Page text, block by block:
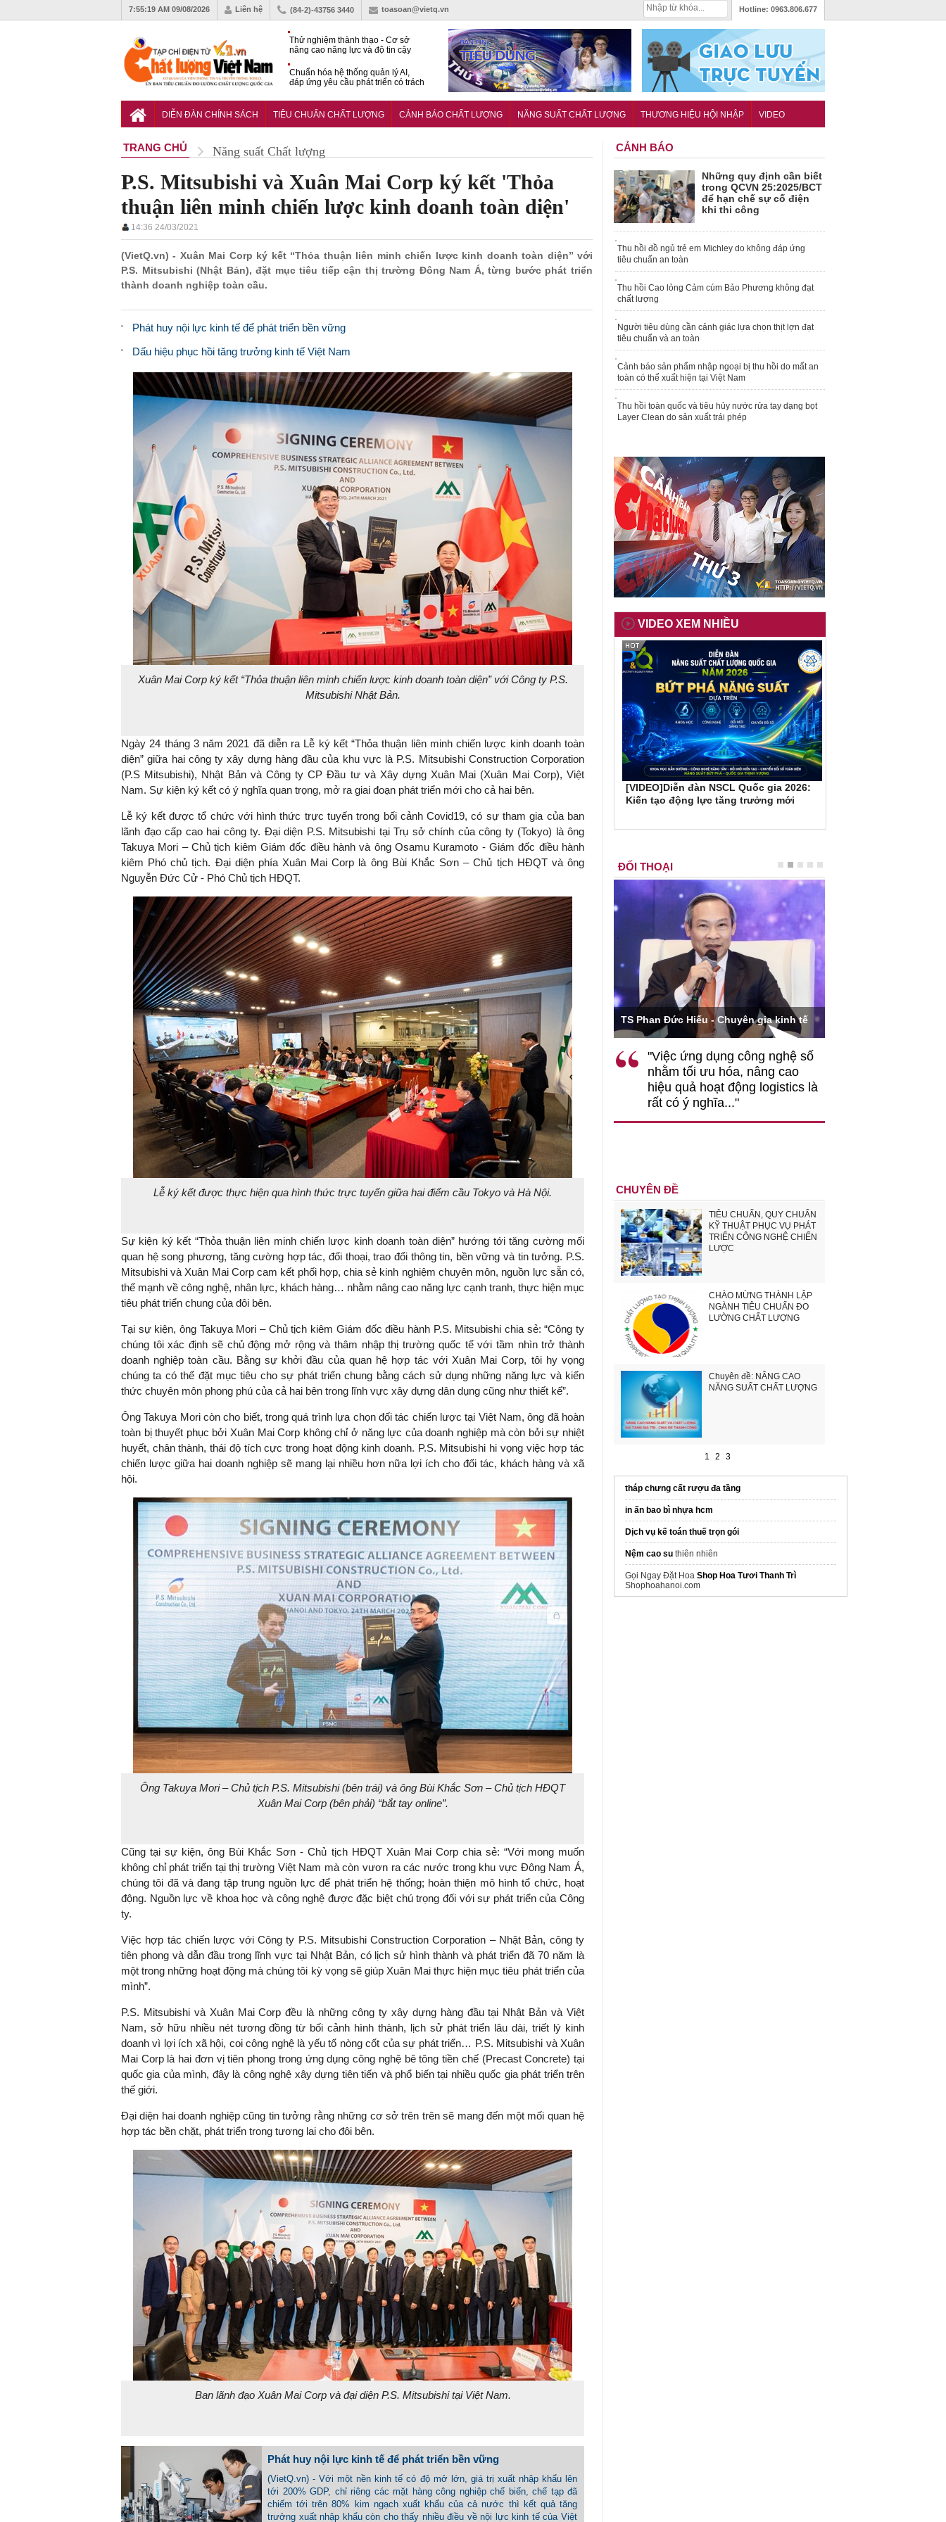
7:55:20 AM 09/08/2026 Liên hệ (84-2)-43756 3440 toasoan@vietq.vn Hotline: 0963.806.677
Thử nghiệm thành thạo - Cơ sở
nâng cao năng lực và độ tin cậy
Chuẩn hóa hệ thống quản lý AI,
đáp ứng yêu cầu phát triển có trách
thuật Trung tâm sát hạch lái xe
DIỄN ĐÀN CHÍNH SÁCH TIÊU CHUẨN CHẤT LƯỢNG CẢNH BÁO CHẤT LƯỢNG NĂNG SUẤT CHẤT LƯỢNG THƯƠNG HIỆU HỘI NHẬP VIDEO
TRANG CHỦ Năng suất Chất lượng
P.S. Mitsubishi và Xuân Mai Corp ký kết 'Thỏa
thuận liên minh chiến lược kinh doanh toàn diện'
14:36 24/03/2021
(VietQ.vn) - Xuân Mai Corp ký kết “Thỏa thuận liên minh chiến lược kinh doanh toàn diện” với
P.S. Mitsubishi (Nhật Bản), đặt mục tiêu tiếp cận thị trường Đông Nam Á, từng bước phát triển
thành doanh nghiệp toàn cầu.
Phát huy nội lực kinh tế để phát triển bền vững
Dấu hiệu phục hồi tăng trưởng kinh tế Việt Nam
Xuân Mai Corp ký kết “Thỏa thuận liên minh chiến lược kinh doanh toàn diện” với Công ty P.S.
Mitsubishi Nhật Bản.
Ngày 24 tháng 3 năm 2021 đã diễn ra Lễ ký kết “Thỏa thuận liên minh chiến lược kinh doanh toàn
diện” giữa hai công ty xây dựng hàng đầu của khu vực là P.S. Mitsubishi Construction Corporation
(P.S Mitsubishi), Nhật Bản và Công ty CP Đầu tư và Xây dựng Xuân Mai (Xuân Mai Corp), Việt
Nam. Sự kiện ký kết có ý nghĩa quan trọng, mở ra giai đoạn phát triển mới cho cả hai bên.
Lễ ký kết được tổ chức với hình thức trực tuyến trong bối cảnh Covid19, có sự tham gia của ban
lãnh đạo cấp cao hai công ty. Đại diện P.S. Mitsubishi tại Trụ sở chính của công ty (Tokyo) là ông
Takuya Mori – Chủ tịch kiêm Giám đốc điều hành và ông Osamu Kuramoto - Giám đốc điều hành
kiêm Phó chủ tịch. Đại diện phía Xuân Mai Corp là ông Bùi Khắc Sơn – Chủ tịch HĐQT và ông
Nguyễn Đức Cử - Phó Chủ tịch HĐQT.
Lễ ký kết được thực hiện qua hình thức trực tuyến giữa hai điểm cầu Tokyo và Hà Nội.
Sự kiện ký kết “Thỏa thuận liên minh chiến lược kinh doanh toàn diện” hướng tới tăng cường mối
quan hệ song phương, tăng cường hợp tác, đối thoại, trao đổi thông tin, bền vững và tin tưởng. P.S.
Mitsubishi và Xuân Mai Corp cam kết phối hợp, chia sẻ kinh nghiệm chuyên môn, nguồn lực sẵn có,
thế mạnh về công nghệ, nhân lực, khách hàng… nhằm nâng cao năng lực cạnh tranh, thực hiện mục
tiêu phát triển chung của đôi bên.
Tại sự kiện, ông Takuya Mori – Chủ tịch kiêm Giám đốc điều hành P.S. Mitsubishi chia sẻ: “Công ty
chúng tôi xác định sẽ chủ động mở rộng và thâm nhập thị trường quốc tế với tầm nhìn trở thành
doanh nghiệp toàn cầu. Bằng sự khởi đầu của quan hệ hợp tác với Xuân Mai Corp, tôi hy vọng
chúng ta có thể đặt mục tiêu cho sự phát triển chung bằng cách sử dụng những năng lực và kiến
thức chuyên môn phong phú của cả hai bên trong lĩnh vực xây dựng dân dụng cũng như thiết kế”.
Ông Takuya Mori còn cho biết, trong quá trình lựa chọn đối tác chiến lược tại Việt Nam, ông đã hoàn
toàn bị thuyết phục bởi Xuân Mai Corp không chỉ ở năng lực của doanh nghiệp mà còn bởi sự nhiệt
huyết, chân thành, thái độ tích cực trong hoạt động kinh doanh. P.S. Mitsubishi hi vọng việc hợp tác
chiến lược giữa hai doanh nghiệp sẽ mang lại nhiều hơn nữa lợi ích cho đối tác, khách hàng và xã
hội.
Ông Takuya Mori – Chủ tịch P.S. Mitsubishi (bên trái) và ông Bùi Khắc Sơn – Chủ tịch HĐQT
Xuân Mai Corp (bên phải) “bắt tay online”.
Cũng tại sự kiện, ông Bùi Khắc Sơn - Chủ tịch HĐQT Xuân Mai Corp chia sẻ: “Với mong muốn
không chỉ phát triển tại thị trường Việt Nam mà còn vươn ra các nước trong khu vực Đông Nam Á,
chúng tôi đã và đang tập trung nguồn lực để phát triển hệ thống; hoàn thiện mô hình tổ chức, hoạt
động. Nguồn lực về khoa học và công nghệ được đặc biệt chú trọng đối với sự phát triển của Công
ty.
Việc hợp tác chiến lược với Công ty P.S. Mitsubishi Construction Corporation – Nhật Bản, công ty
tiên phong và dẫn đầu trong lĩnh vực tại Nhật Bản, có lịch sử hình thành và phát triển đã 70 năm là
một trong những hoạt động mà chúng tôi kỳ vọng sẽ giúp Xuân Mai thực hiện mục tiêu phát triển của
mình”.
P.S. Mitsubishi và Xuân Mai Corp đều là những công ty xây dựng hàng đầu tại Nhật Bản và Việt
Nam, sở hữu nhiều nét tương đồng từ bối cảnh hình thành, lịch sử phát triển lâu dài, triết lý kinh
doanh vì lợi ích xã hội, coi công nghệ là yếu tố nòng cốt của sự phát triển… P.S. Mitsubishi và Xuân
Mai Corp là hai đơn vị tiên phong trong ứng dụng công nghệ bê tông tiền chế (Precast Concrete) tại
quốc gia của mình, đây là công nghệ xây dựng tiên tiến và phổ biến tại nhiều quốc gia phát triển trên
thế giới.
Đại diện hai doanh nghiệp cũng tin tưởng rằng những cơ sở trên trên sẽ mang đến một mối quan hệ
hợp tác bền chặt, phát triển trong tương lai cho đôi bên.
Ban lãnh đạo Xuân Mai Corp và đại diện P.S. Mitsubishi tại Việt Nam.
Phát huy nội lực kinh tế để phát triển bền vững
(VietQ.vn) - Với một nền kinh tế có độ mở lớn, giá trị xuất nhập khẩu lên
tới 200% GDP, chỉ riêng các mặt hàng công nghiệp chế biến, chế tạp đã
chiếm tới trên 80% kim ngạch xuất khẩu của cả nước thì kết quả tăng
trưởng xuất nhập khẩu còn cho thấy nhiều điều về nội lực kinh tế của Việt
CẢNH BÁO
Những quy định cần biết
trong QCVN 25:2025/BCT
để hạn chế sự cố điện
khi thi công
Thu hồi đồ ngủ trẻ em Michley do không đáp ứng
tiêu chuẩn an toàn
Thu hồi Cao lỏng Cảm cúm Bảo Phương không đạt
chất lượng
Người tiêu dùng cần cảnh giác lựa chọn thịt lợn đạt
tiêu chuẩn và an toàn
Cảnh báo sản phẩm nhập ngoại bị thu hồi do mất an
toàn có thể xuất hiện tại Việt Nam
Thu hồi toàn quốc và tiêu hủy nước rửa tay dạng bọt
Layer Clean do sản xuất trái phép
VIDEO XEM NHIỀU
[VIDEO]Diễn đàn NSCL Quốc gia 2026:
Kiến tạo động lực tăng trưởng mới
ĐỐI THOẠI
TS. Nguyễn Đức Độ - Phó Viện trưởng
Viện Kinh tế Tài chính
"Có rất nhiều việc phải làm
ngay từ bây giờ và trên thực tế
đang được tiến hành như tăng
đầu tư cho khoa học công
nghệ; ban hành các cơ chế
khuyến khích đổi mới sáng tạo,
khởi nghiệp..."
Việc sử dụng hiệu quả chính
sách tài khóa không chỉ mang ý
nghĩa hỗ trợ ngắn hạn mà còn
đóng vai trò tạo nền tảng cho
tăng trưởng bền vững dài hạn.
TS Phan Đức Hiếu - Chuyên gia kinh tế
"Việc ứng dụng công nghệ số
nhằm tối ưu hóa, nâng cao
hiệu quả hoạt động logistics là
rất có ý nghĩa..."
CHUYÊN ĐỀ
TIÊU CHUẨN, QUY CHUẨN
KỸ THUẬT PHỤC VỤ PHÁT
TRIỂN CÔNG NGHỆ CHIẾN
LƯỢC
CHÀO MỪNG THÀNH LẬP
NGÀNH TIÊU CHUẨN ĐO
LƯỜNG CHẤT LƯỢNG
Chuyên đề: NÂNG CAO
NĂNG SUẤT CHẤT LƯỢNG
1 2 3
tháp chưng cất rượu đa tầng
in ấn bao bì nhựa hcm
Dịch vụ kế toán thuế trọn gói
Nệm cao su thiên nhiên
Gọi Ngay Đặt Hoa Shop Hoa Tươi Thanh Trì
Shophoahanoi.com